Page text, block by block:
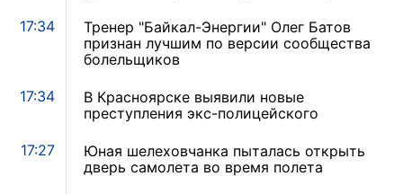
17:34
Тренер "Байкал-Энергии" Олег Батов
признан лучшим по версии сообщества
болельщиков
17:34
В Красноярске выявили новые
преступления экс-полицейского
17:27
Юная шелеховчанка пыталась открыть
дверь самолета во время полета